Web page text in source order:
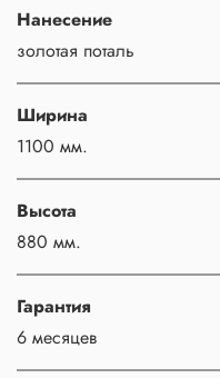
Нанесение
золотая поталь
Ширина
1100 мм.
Высота
880 мм.
Гарантия
6 месяцев